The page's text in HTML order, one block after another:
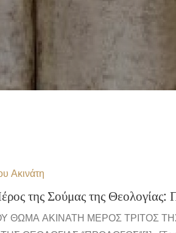
Ακινάτη
της Σούμας της Θεολογίας:
ΘΩΜΑ ΑΚΙΝΑΤΗ ΜΕΡΟΣ ΤΡΙΤΟΣ